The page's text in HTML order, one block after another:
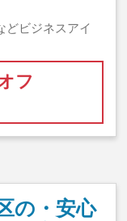
どビジネスアイ
フ
の・安心